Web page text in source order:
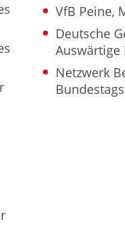
VfB Peine,
Deutsche
Auswärtige
Netzwerk